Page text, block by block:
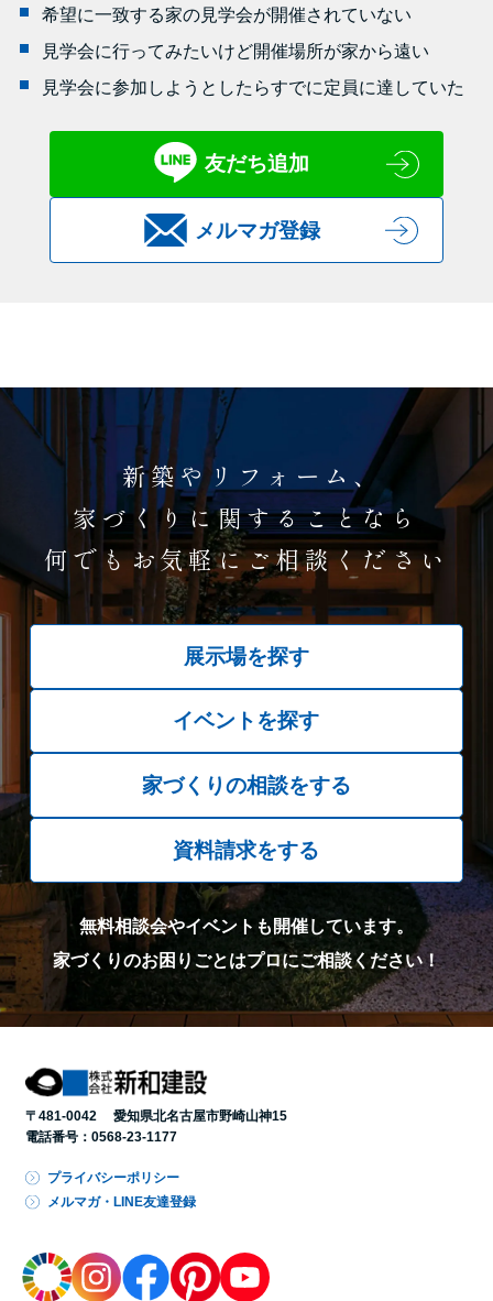
希望に一致する家の見学会が開催されていない
見学会に行ってみたいけど開催場所が家から遠い
見学会に参加しようとしたらすでに定員に達していた
友だち追加
メルマガ登録
新築やリフォーム、
家づくりに関することなら
何でもお気軽にご相談ください
展示場を探す
イベントを探す
家づくりの相談をする
資料請求をする
無料相談会やイベントも開催しています。
家づくりのお困りごとはプロにご相談ください！
〒481-0042 愛知県北名古屋市野崎山神15
電話番号： 0568-23-1177
プライバシーポリシー
メルマガ・LINE友達登録